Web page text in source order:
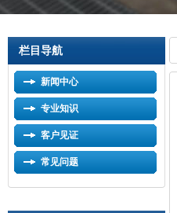
栏目导航
新闻中心
专业知识
客户见证
常见问题